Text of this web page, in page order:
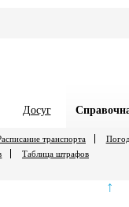
Досуг
транспорта
Таблица штрафов
↑